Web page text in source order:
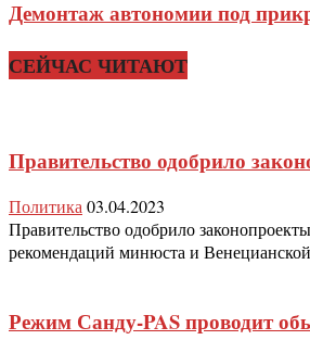
Демонтаж автономии под
СЕЙЧАС ЧИТАЮТ
Правительство одобрило
Политика03.04.2023
Правительство одобрило
рекомендаций минюста и
Режим Санду-PAS проводит